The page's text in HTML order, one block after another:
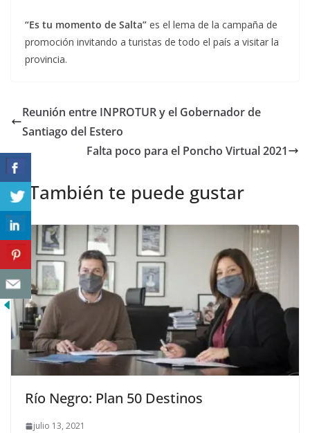
“Es tu momento de Salta” es el lema de la campaña de
promoción invitando a turistas de todo el país a visitar la
provincia.
Reunión entre INPROTUR y el Gobernador de
Santiago del Estero
Falta poco para el Poncho Virtual 2021
También te puede gustar
Río Negro: Plan 50 Destinos
julio 13, 2021